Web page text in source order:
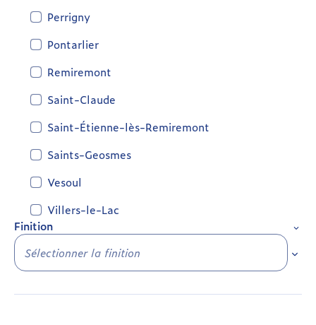
Perrigny
Pontarlier
Remiremont
Saint-Claude
Saint-Étienne-lès-Remiremont
Saints-Geosmes
Vesoul
Villers-le-Lac
Finition